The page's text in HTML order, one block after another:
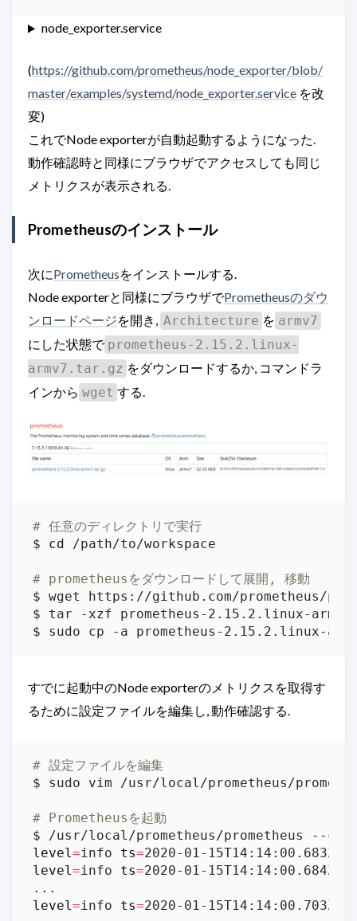
node_exporter.service
(https://github.com/prometheus/node_exporter/blob/
master/examples/systemd/node_exporter.service を改
変)
これでNode exporterが自動起動するようになった.
動作確認時と同様にブラウザでアクセスしても同じ
メトリクスが表示される.
Prometheusのインストール
次にPrometheusをインストールする.
Node exporterと同様にブラウザでPrometheusのダウ
ンロードページを開き, Architecture を armv7
にした状態で prometheus-2.15.2.linux-
armv7.tar.gz をダウンロードするか, コマンドラ
インから wget する.
# 任意のディレクトリで実行
$ cd
# prometheusをダウンロードして展開, 移動
すでに起動中のNode exporterのメトリクスを取得す
るために設定ファイルを編集し, 動作確認する.
# 設定ファイルを編集
# Prometheusを起動
$ /usr/local/prometheus/prometheus --
level=info ts=2020-01-15T14:14:00.683Z
level=info ts=2020-01-15T14:14:00.684Z
level=info ts=2020-01-15T14:14:00.703Z